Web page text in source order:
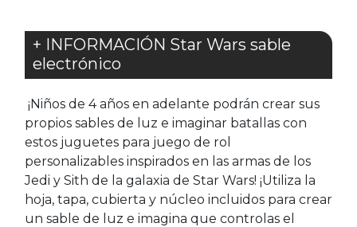
+ INFORMACIÓN Star Wars sable
electrónico
¡Niños de 4 años en adelante podrán crear sus
propios sables de luz e imaginar batallas con
estos juguetes para juego de rol
personalizables inspirados en las armas de los
Jedi y Sith de la galaxia de Star Wars! ¡Utiliza la
hoja, tapa, cubierta y núcleo incluidos para crear
un sable de luz e imagina que controlas el